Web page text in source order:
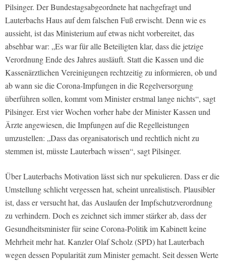
Pilsinger. Der Bundestagsabgeordnete hat nachgefragt und
Lauterbachs Haus auf dem falschen Fuß erwischt. Denn wie es
aussieht, ist das Ministerium auf etwas nicht vorbereitet, das
absehbar war: „Es war für alle Beteiligten klar, dass die jetzige
Verordnung Ende des Jahres ausläuft. Statt die Kassen und die
Kassenärztlichen Vereinigungen rechtzeitig zu informieren, ob und
ab wann sie die Corona-Impfungen in die Regelversorgung
überführen sollen, kommt vom Minister erstmal lange nichts“, sagt
Pilsinger. Erst vier Wochen vorher habe der Minister Kassen und
Ärzte angewiesen, die Impfungen auf die Regelleistungen
umzustellen: „Dass das organisatorisch und rechtlich nicht zu
stemmen ist, müsste Lauterbach wissen“, sagt Pilsinger.
Über Lauterbachs Motivation lässt sich nur spekulieren. Dass er die
Umstellung schlicht vergessen hat, scheint unrealistisch. Plausibler
ist, dass er versucht hat, das Auslaufen der Impfschutzverordnung
zu verhindern. Doch es zeichnet sich immer stärker ab, dass der
Gesundheitsminister für seine Corona-Politik im Kabinett keine
Mehrheit mehr hat. Kanzler Olaf Scholz (SPD) hat Lauterbach
wegen dessen Popularität zum Minister gemacht. Seit dessen Werte